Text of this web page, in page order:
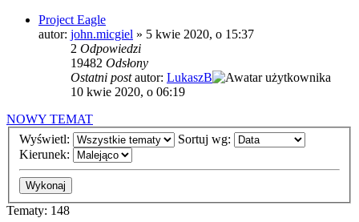
Project Eagle
autor: john.micgiel » 5 kwie 2020, o 15:37
2 Odpowiedzi
19482 Odsłony
Ostatni postautor: LukaszB
10 kwie 2020, o 06:19
NOWY TEMAT
Wyświetl:
Sortuj wg:
Kierunek:
Tematy: 148